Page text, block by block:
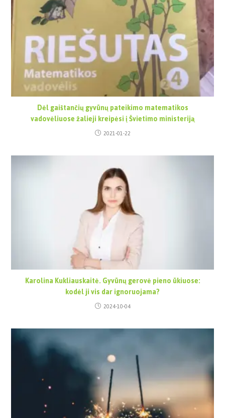
Dėl gaištančių gyvūnų pateikimo matematikos
vadovėliuose žalieji kreipėsi į Švietimo ministeriją
2021-01-22
Karolina Kukliauskaitė. Gyvūnų gerovė pieno ūkiuose:
kodėl ji vis dar ignoruojama?
2024-10-04